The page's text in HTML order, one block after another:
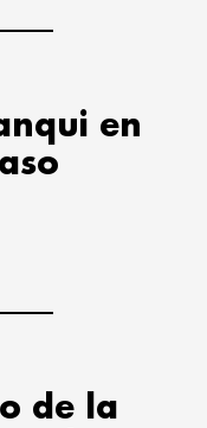
en
de la